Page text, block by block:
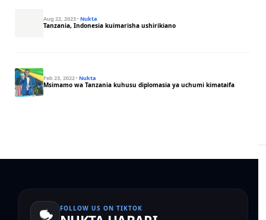
Aug 22, 2023· Nukta
Tanzania, Indonesia kuimarisha ushirikiano
Feb 23, 2022· Nukta
Msimamo wa Tanzania kuhusu diplomasia ya uchumi kimataifa
FOLLOW US ON TIKTOK